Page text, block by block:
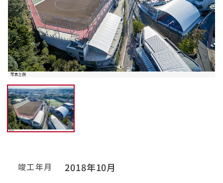
竣工年月 2018年10月